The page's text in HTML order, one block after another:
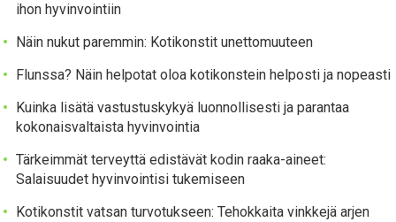
ihon hyvinvointiin
Näin nukut paremmin: Kotikonstit unettomuuteen
Flunssa? Näin helpotat oloa kotikonstein helposti ja nopeasti
Kuinka lisätä vastustuskykyä luonnollisesti ja parantaa
kokonaisvaltaista hyvinvointia
Tärkeimmät terveyttä edistävät kodin raaka-aineet:
Salaisuudet hyvinvointisi tukemiseen
Kotikonstit vatsan turvotukseen: Tehokkaita vinkkejä arjen